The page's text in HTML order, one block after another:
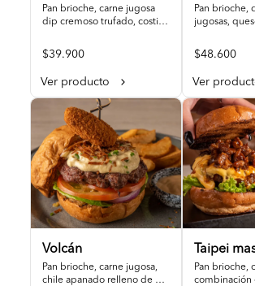
Pan brioche, carne jugosa
dip cremoso trufado, costilla
de borojo, ajonjoli tostado,
vegetales, papas francesas
$39.900
Ver producto
Pan brioche,
jugosas,
$48.600
Ver
Volcán
Pan brioche, carne jugosa,
chile apanado relleno de
Taipei
Pan brioche,
combinación